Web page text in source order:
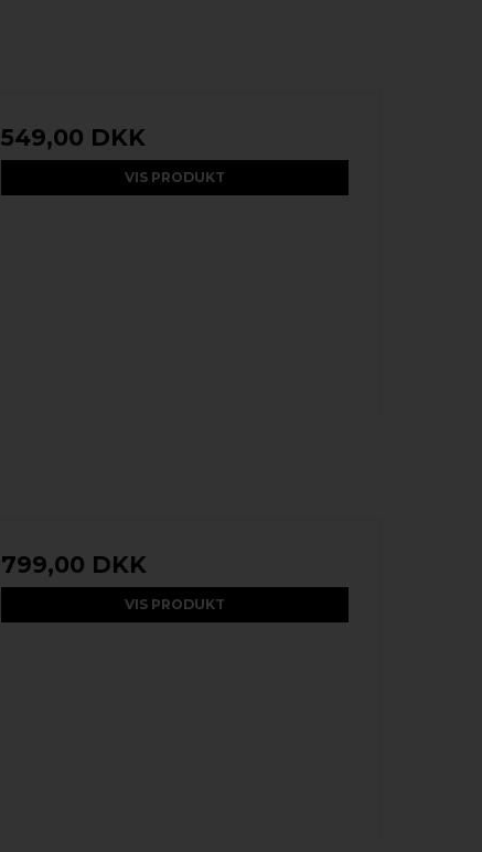
549,00 DKK
VIS PRODUKT
799,00 DKK
VIS PRODUKT